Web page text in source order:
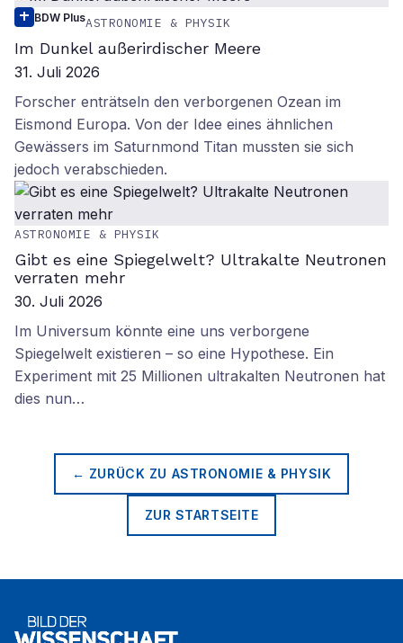
BDW PlusASTRONOMIE & PHYSIK
Im Dunkel außerirdischer Meere
31. Juli 2026
Forscher enträtseln den verborgenen Ozean im
Eismond Europa. Von der Idee eines ähnlichen
Gewässers im Saturnmond Titan mussten sie sich
jedoch verabschieden.
ASTRONOMIE & PHYSIK
Gibt es eine Spiegelwelt? Ultrakalte Neutronen
verraten mehr
30. Juli 2026
Im Universum könnte eine uns verborgene
Spiegelwelt existieren – so eine Hypothese. Ein
Experiment mit 25 Millionen ultrakalten Neutronen hat
dies nun…
← ZURÜCK ZU ASTRONOMIE & PHYSIK
ZUR STARTSEITE